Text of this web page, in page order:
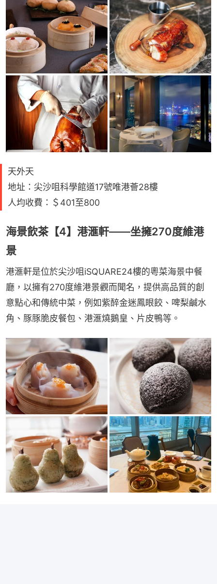
天外天
地址：尖沙咀科學館道17號唯港薈28樓
人均收費：＄401至800
海景飲茶【4】港滙軒——坐擁270度維港
景
港滙軒是位於尖沙咀iSQUARE24樓的粵菜海景中餐
廳，以擁有270度維港景觀而聞名，提供高品質的創
意點心和傳統中菜，例如紫醉金迷鳳眼餃、啤梨鹹水
角、豚豚脆皮餐包、港滙燒鵝皇、片皮鴨等。